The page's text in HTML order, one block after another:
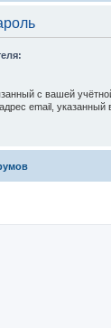
с вашей
email, указанный